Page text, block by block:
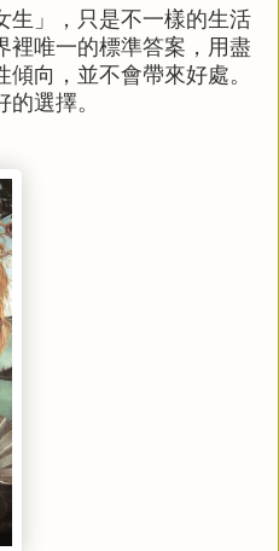
生」，只是不一樣的生活
裡唯一的標準答案，用盡
向，並不會帶來好處。
選擇。